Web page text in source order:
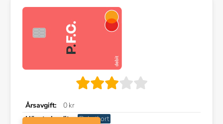
Årsavgift:
0 kr
Högsta kredit:
Debetkort